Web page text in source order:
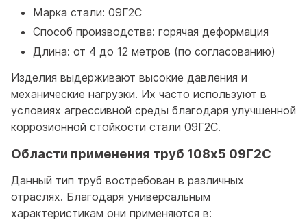
Марка стали: 09Г2С
Способ производства: горячая деформация
Длина: от 4 до 12 метров (по согласованию)
Изделия выдерживают высокие давления и
механические нагрузки. Их часто используют в
условиях агрессивной среды благодаря улучшенной
коррозионной стойкости стали 09Г2С.
Области применения труб 108x5 09Г2С
Данный тип труб востребован в различных
отраслях. Благодаря универсальным
характеристикам они применяются в: